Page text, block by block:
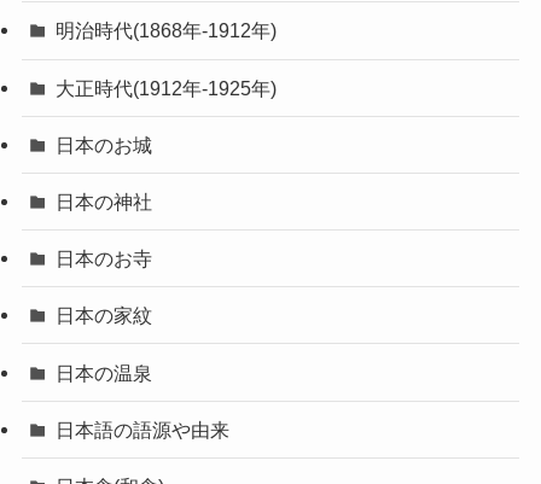
明治時代(1868年-1912年)
大正時代(1912年-1925年)
日本のお城
日本の神社
日本のお寺
日本の家紋
日本の温泉
日本語の語源や由来